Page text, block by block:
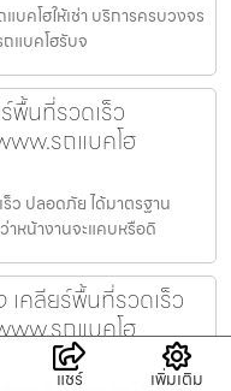
บคโฮให้เช่า บริการครบวงจร
แบคโฮรับจ
พื้นที่รวดเร็ว
รถแบคโฮ
ว ปลอดภัย ได้มาตรฐาน
าหน้างานจะแคบหรือดิ
คลียร์พื้นที่รวดเร็ว
รถแบคโฮ
แชร์ เพิ่มเติม